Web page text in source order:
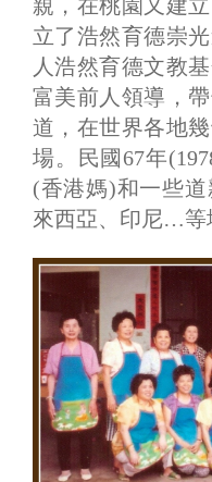
親，在桃園又建
立了浩然育德崇
人浩然育德文教
富美前人領導，
道，在世界各地
場。民國67年
(香港媽)和一些
來西亞、印尼…等